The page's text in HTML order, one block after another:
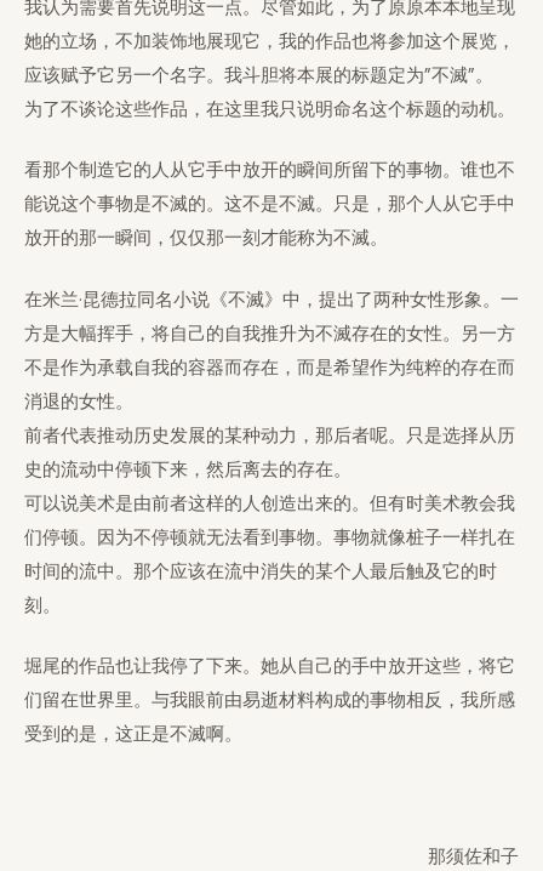
我认为需要首先说明这一点。尽管如此，为了原原本本地呈现
她的立场，不加装饰地展现它，我的作品也将参加这个展览，
应该赋予它另一个名字。我斗胆将本展的标题定为”不滅”。
为了不谈论这些作品，在这里我只说明命名这个标题的动机。
看那个制造它的人从它手中放开的瞬间所留下的事物。谁也不
能说这个事物是不滅的。这不是不滅。只是，那个人从它手中
放开的那一瞬间，仅仅那一刻才能称为不滅。
在米兰·昆德拉同名小说《不滅》中，提出了两种女性形象。一
方是大幅挥手，将自己的自我推升为不滅存在的女性。另一方
不是作为承载自我的容器而存在，而是希望作为纯粹的存在而
消退的女性。
前者代表推动历史发展的某种动力，那后者呢。只是选择从历
史的流动中停顿下来，然后离去的存在。
可以说美术是由前者这样的人创造出来的。但有时美术教会我
们停顿。因为不停顿就无法看到事物。事物就像桩子一样扎在
时间的流中。那个应该在流中消失的某个人最后触及它的时
刻。
堀尾的作品也让我停了下来。她从自己的手中放开这些，将它
们留在世界里。与我眼前由易逝材料构成的事物相反，我所感
受到的是，这正是不滅啊。
那须佐和子